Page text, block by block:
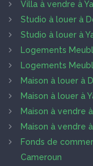
Villa à vendre à
Studio à louer à
Studio à louer à
Logements
Logements
Maison à louer à
Maison à louer à
Maison à vendre
Maison à vendre
Fonds de
Cameroun